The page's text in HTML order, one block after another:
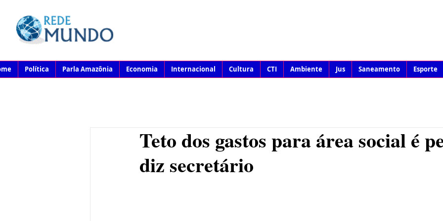
Política Parla Amazônia Economia Internacional Cultura CTI Ambiente Jus Saneamento Esporte
Teto dos gastos para área social é
diz secretário